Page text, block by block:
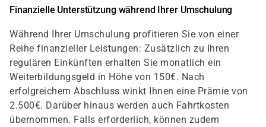
Finanzielle Unterstützung während Ihrer Umschulung
Während Ihrer Umschulung profitieren Sie von einer
Reihe finanzieller Leistungen: Zusätzlich zu Ihren
regulären Einkünften erhalten Sie monatlich ein
Weiterbildungsgeld in Höhe von 150€. Nach
erfolgreichem Abschluss winkt Ihnen eine Prämie von
2.500€. Darüber hinaus werden auch Fahrtkosten
übernommen. Falls erforderlich, können zudem